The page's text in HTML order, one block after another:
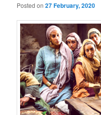
Posted on27 February, 2020